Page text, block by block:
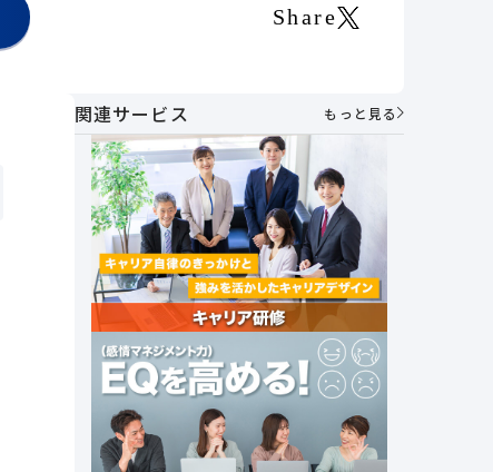
Share
関連サービス もっと見る